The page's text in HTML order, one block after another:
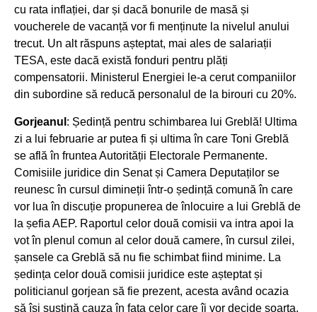
cu rata inflației, dar și dacă bonurile de masă și
voucherele de vacanță vor fi menținute la nivelul anului
trecut. Un alt răspuns așteptat, mai ales de salariații
TESA, este dacă există fonduri pentru plăți
compensatorii. Ministerul Energiei le-a cerut companiilor
din subordine să reducă personalul de la birouri cu 20%.
Gorjeanul : Ședință pentru schimbarea lui Greblă! Ultima
zi a lui februarie ar putea fi și ultima în care Toni Greblă
se află în fruntea Autorității Electorale Permanente.
Comisiile juridice din Senat și Camera Deputaților se
reunesc în cursul dimineții într-o ședință comună în care
vor lua în discuție propunerea de înlocuire a lui Greblă de
la șefia AEP. Raportul celor două comisii va intra apoi la
vot în plenul comun al celor două camere, în cursul zilei,
șansele ca Greblă să nu fie schimbat fiind minime. La
ședința celor două comisii juridice este așteptat și
politicianul gorjean să fie prezent, acesta având ocazia
să își susțină cauza în fața celor care îi vor decide soarta.